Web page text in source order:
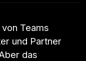
Teams
und Partner
das